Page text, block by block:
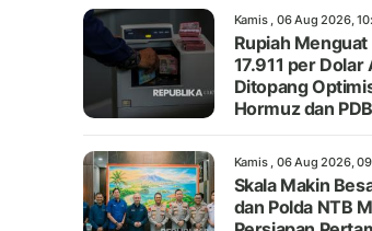
Kamis , 06 Aug 2026,
Rupiah Menguat
17.911 per Dolar
Ditopang
Hormuz dan
Kamis , 06 Aug 2026,
Skala Makin
dan Polda NTB